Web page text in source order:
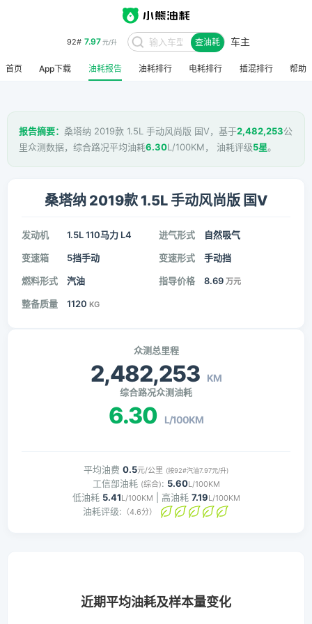
92# 7.97元/升 查油耗 车主
首页 App下载 油耗报告 油耗排行 电耗排行 插混排行 帮助
报告摘要： 桑塔纳 2019款 1.5L 手动风尚版 国V，基于2,482,253公
里众测数据，综合路况平均油耗6.30L/100KM， 油耗评级5星。
桑塔纳 2019款 1.5L 手动风尚版 国V
发动机 1.5L 110马力 L4 进气形式 自然吸气
变速箱 5挡手动 变速形式 手动挡
燃料形式 汽油 指导价格 8.69 万元
整备质量 1120 KG
众测总里程
2,482,253 KM
综合路况众测油耗
6.30 L/100KM
平均油费 0.5元/公里 (按92#汽油7.97元/升)
工信部油耗 (综合): 5.60L/100KM
低油耗 5.41L/100KM | 高油耗 7.19L/100KM
油耗评级: （4.6分）